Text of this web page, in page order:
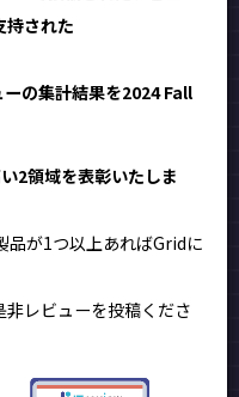
持された
の集計結果を2024 Fall
2領域を表彰いたしま
品が1つ以上あればGridに
レビューを投稿くださ